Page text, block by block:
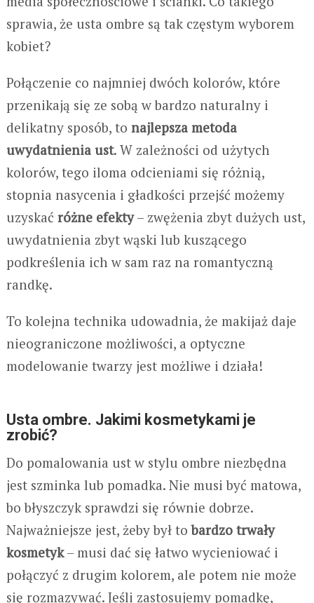
sprawia, że usta ombre są tak częstym wyborem
kobiet?
Połączenie co najmniej dwóch kolorów, które
przenikają się ze sobą w bardzo naturalny i
delikatny sposób, to najlepsza metoda
uwydatnienia ust. W zależności od użytych
kolorów, tego iloma odcieniami się różnią,
stopnia nasycenia i gładkości przejść możemy
uzyskać różne efekty– zwężenia zbyt dużych ust,
uwydatnienia zbyt wąski lub kuszącego
podkreślenia ich w sam raz na romantyczną
randkę.
To kolejna technika udowadnia, że makijaż daje
nieograniczone możliwości, a optyczne
modelowanie twarzy jest możliwe i działa!
Usta ombre. Jakimi kosmetykami je
zrobić?
Do pomalowania ust w stylu ombre niezbędna
jest szminka lub pomadka. Nie musi być matowa,
bo błyszczyk sprawdzi się równie dobrze.
Najważniejsze jest, żeby był tobardzo trwały
kosmetyk– musi dać się łatwo wycieniować i
połączyć z drugim kolorem, ale potem nie może
się rozmazywać. Jeśli zastosujemy pomadkę,